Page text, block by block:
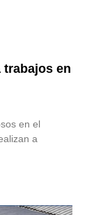
trabajos en
en el
a